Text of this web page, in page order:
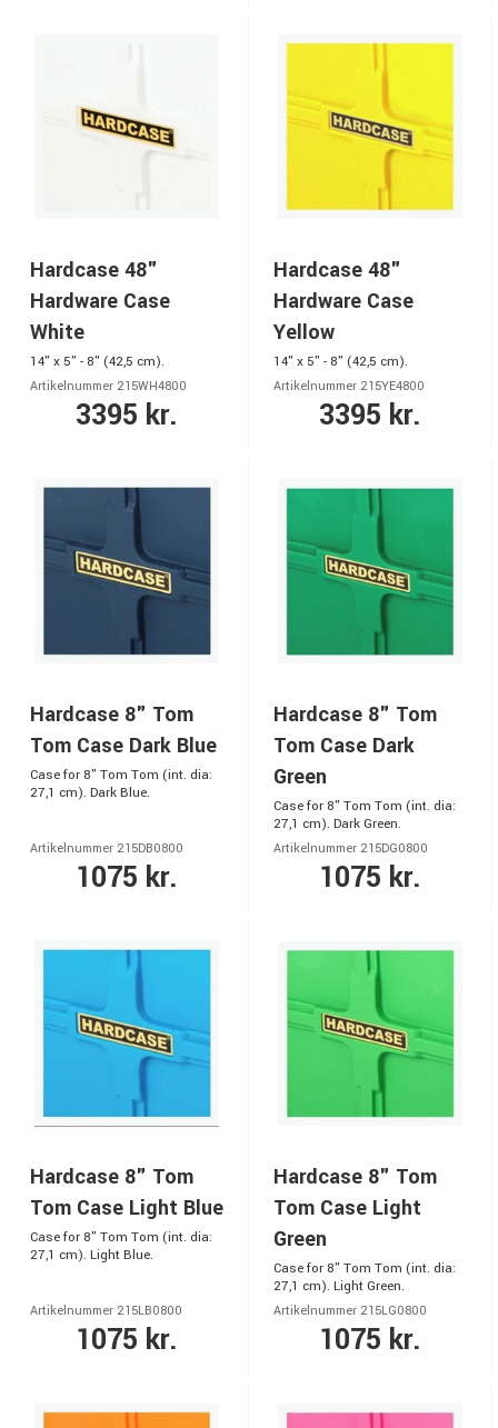
Hardcase 48"
Hardware Case
White
14" x 5" - 8" (42,5 cm).
Artikelnummer 215WH4800
3395 kr.
Hardcase 48"
Hardware Case
Yellow
14" x 5" - 8" (42,5 cm).
Artikelnummer 215YE4800
3395 kr.
Hardcase 8" Tom
Tom Case Dark Blue
Case for 8" Tom Tom (int. dia:
27,1 cm). Dark Blue.
Artikelnummer 215DB0800
1075 kr.
Hardcase 8" Tom
Tom Case Dark
Green
Case for 8" Tom Tom (int. dia:
27,1 cm). Dark Green.
Artikelnummer 215DG0800
1075 kr.
Hardcase 8" Tom
Tom Case Light Blue
Case for 8" Tom Tom (int. dia:
27,1 cm). Light Blue.
Artikelnummer 215LB0800
1075 kr.
Hardcase 8" Tom
Tom Case Light
Green
Case for 8" Tom Tom (int. dia:
27,1 cm). Light Green.
Artikelnummer 215LG0800
1075 kr.